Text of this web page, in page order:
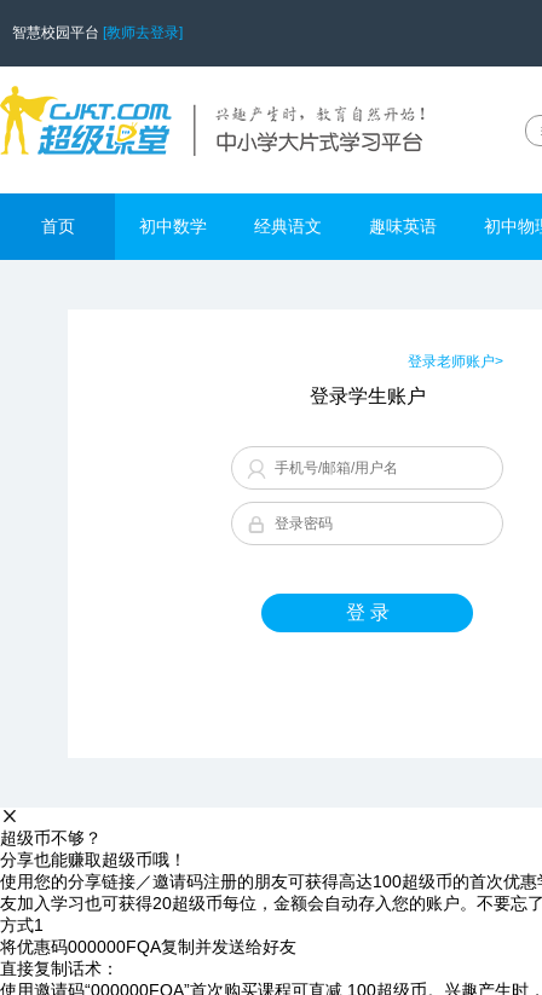
智慧校园平台 [教师去登录]
首页 初中数学 经典语文 趣味英语 初中物
登录老师账户>
登录学生账户
登 录
超级币不够？
分享也能赚取超级币哦！
使用您的分享链接／邀请码注册的朋友可获得高达100超级币的首次优
友加入学习也可获得20超级币每位，金额会自动存入您的账户。不要忘
方式1
将优惠码000000FQA复制并发送给好友
直接复制话术：
使用邀请码“000000FQA”首次购买课程可直减 100超级币。兴趣产生时